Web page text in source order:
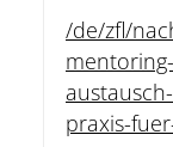
/de/zfl/
praxis-